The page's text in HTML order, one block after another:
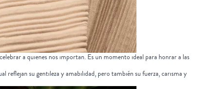
a quienes nos importan. Es un momento ideal para honrar a las
reflejan su gentileza y amabilidad, pero también su fuerza, carisma y